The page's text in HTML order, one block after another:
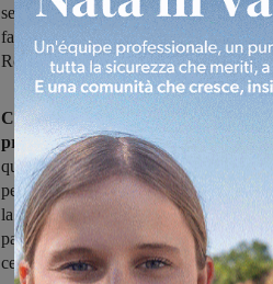
semaforo di via dei Mille. “Ne abbiamo
faremo anche con i responsabili
Roberta Soldani
C'è anche un obbligo di svolta a
progetto per la nuova viabilità
quello per chi proviene da via IV
per eliminare quell'anomalia del
la precedenza a destra, anche in caso
passare dalla rotatoria del Pestello,
centro storico.